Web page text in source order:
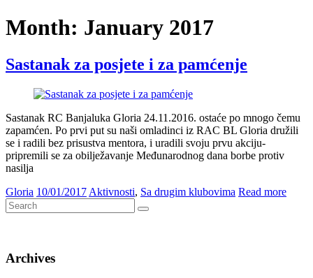
Month: January 2017
Sastanak za posjete i za pamćenje
Sastanak RC Banjaluka Gloria 24.11.2016. ostaće po mnogo čemu
zapamćen. Po prvi put su naši omladinci iz RAC BL Gloria družili
se i radili bez prisustva mentora, i uradili svoju prvu akciju-
pripremili se za obilježavanje Međunarodnog dana borbe protiv
nasilja
Gloria 10/01/2017 Aktivnosti, Sa drugim klubovima Read more
Archives